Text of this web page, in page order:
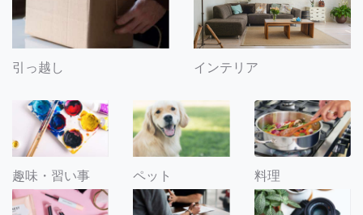
引っ越し インテリア
趣味・習い事 ペット 料理